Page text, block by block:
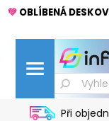
💚 OBLÍBENÁ
Při